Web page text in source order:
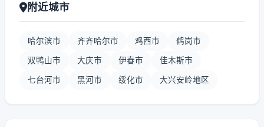
附近城市
哈尔滨市 齐齐哈尔市 鸡西市 鹤岗市
双鸭山市 大庆市 伊春市 佳木斯市
七台河市 黑河市 绥化市 大兴安岭地区